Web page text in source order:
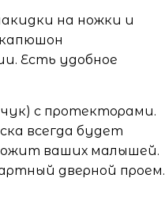
на ножки и
Есть удобное
с протекторами.
всегда будет
ваших малышей.
дверной проем.